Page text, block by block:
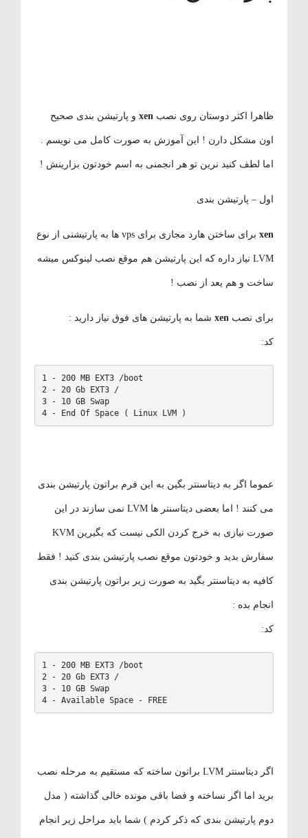
ظاهرا اکثر دوستان روی نصب xen و پارتیشن بندی صحیح
اون مشکل دارن ! این آموزش به صورت کامل می نویسم .
اما لطف کنید نرین تو هر انجمنی به اسم خودتون بزارینش !
اول – پارتیشن بندی
xen برای ساختن هارد مجازی برای vps ها به پارتیشنی از نوع
LVM نیاز داره که این پارتیشن هم موقع نصب لینوکس میشه
ساخت و هم یعد از نصب !
برای نصب xen شما به پارتیشن های فوق نیاز دارید :
کد:
1 - 200 MB EXT3 /boot
2 - 20 Gb EXT3 /
3 - 10 GB Swap
4 - End Of Space ( Linux LVM )
عموما اگر به دیتاسنتر بگین به این فرم براتون پارتیشن بندی
می کنند ! اما بعضی دیتاسنتر ها LVM نمی سازند در این
صورت نیازی به خرج کردن الکی نیست که بگیرین KVM
سفارش بدید و خودتون موقع نصب پارتیشن بندی کنید ! فقط
کافیه به دیتاسنتر بگید به صورت زیر براتون پارتیشن بندی
انجام بده :
کد:
1 - 200 MB EXT3 /boot
2 - 20 Gb EXT3 /
3 - 10 GB Swap
4 - Available Space - FREE
اگر دیتاسنتر LVM براتون ساخته که مستقیم به مرحله نصب
برید اما اگر نساخته و فضا باقی مونده خالی گذاشته ( مدل
دوم پارتیشن بندی که ذکر کردم ) شما باید مراحل زیر انجام